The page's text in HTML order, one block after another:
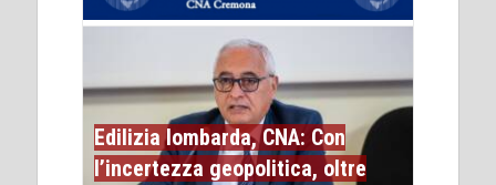
Edilizia lombarda, CNA: Con
l’incertezza geopolitica, oltre